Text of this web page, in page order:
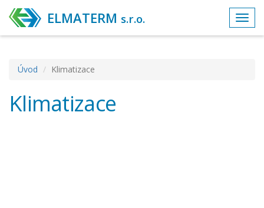
ELMATERM s.r.o.
Úvod Klimatizace
Klimatizace